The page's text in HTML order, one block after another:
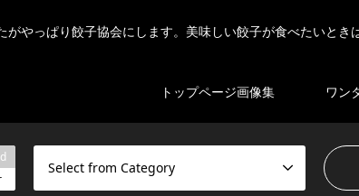
やっぱり餃子協会にします。美味しい餃子が食べたいとき
トップページ画像集 ワン
Select from Category